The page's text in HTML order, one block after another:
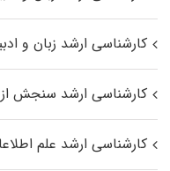
کارشناسی ارشد زبان و
کارشناسی ارشد سنجش
کارشناسی ارشد علم